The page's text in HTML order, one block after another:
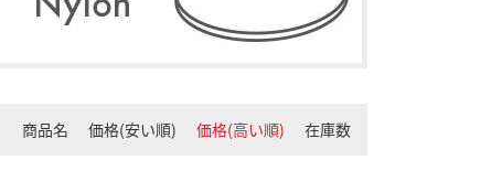
商品名 価格(安い順) 価格(高い順) 在庫数